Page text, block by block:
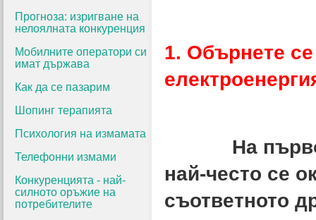
Прогноза: изригване на
нелоялната конкуренция
Мобилните оператори си
имат държава
Как да се пазарим
Шопинг терапията
Психология на измамата
Телефонни измами
Конкуренцията - най-
силното оръжие на
потребителите
1. Обърнете
На първо
най-често се
съответното